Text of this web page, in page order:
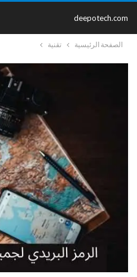
deepotech.com
الصفحة الرئيسية تقنية